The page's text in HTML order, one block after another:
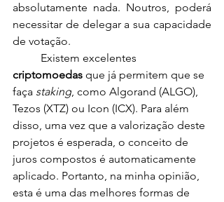
absolutamente nada. Noutros, poderá
necessitar de delegar a sua capacidade
de votação.
	Existem excelentes
criptomoedas que já permitem que se
faça staking, como Algorand (ALGO),
Tezos (XTZ) ou Icon (ICX). Para além
disso, uma vez que a valorização deste
projetos é esperada, o conceito de
juros compostos é automaticamente
aplicado. Portanto, na minha opinião,
esta é uma das melhores formas de